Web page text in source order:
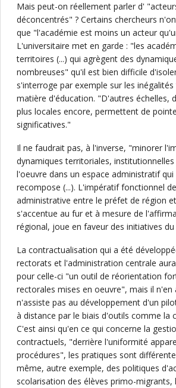
Mais peut-on réellement parler d'
déconcentrés" ? Certains chercheurs
que "l'académie est moins un acteur
L'universitaire met en garde : "les
territoires (...) qui agrègent des
nombreuses" qu'il est bien difficile
s'interroge par exemple sur les
matière d'éducation. "D'autres échelles,
plus locales encore, permettent de
significatives."
Il ne faudrait pas, à l'inverse, "minorer
dynamiques territoriales,
l'oeuvre dans un espace administratif
recompose (...). L'impératif fonctionnel
administrative entre le préfet de région
s'accentue au fur et à mesure de
régional, joue en faveur des initiatives
La contractualisation qui a été
rectorats et l'administration centrale
pour celle-ci "un outil de réorientation
rectorales mises en oeuvre", mais il n'en
n'assiste pas au développement d'un
à distance par le biais d'outils comme la
C'est ainsi qu'en ce qui concerne la
contractuels, "derrière l'uniformité
procédures", les pratiques sont
même, autre exemple, des politiques
scolarisation des élèves primo-migrants,